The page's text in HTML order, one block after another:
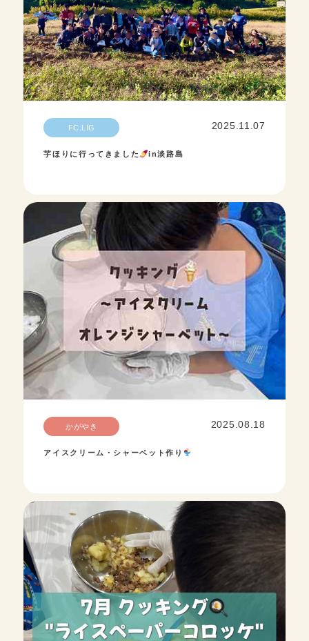
FC.LIG 2025.11.07
芋ほりに行ってきました in淡路島
かがやき 2025.08.18
アイスクリーム・シャーベット作り